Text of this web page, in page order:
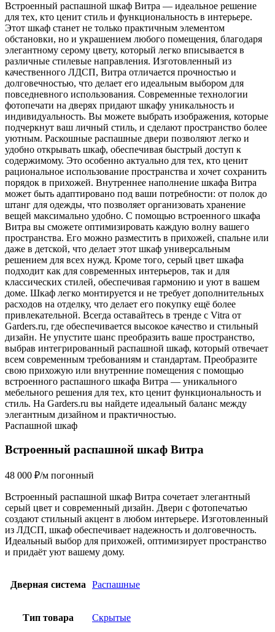
Встроенный распашной шкаф Витра — идеальное решение
для тех, кто ценит стиль и функциональность в интерьере.
Этот шкаф станет не только практичным элементом
обстановки, но и украшением любого помещения, благодаря
элегантному серому цвету, который легко вписывается в
различные стилевые направления. Изготовленный из
качественного ЛДСП, Витра отличается прочностью и
долговечностью, что делает его идеальным выбором для
повседневного использования. Современные технологии
фотопечати на дверях придают шкафу уникальность и
индивидуальность. Вы можете выбрать изображения, которые
подчеркнут ваш личный стиль, и сделают пространство более
уютным. Раскошные распашные двери позволяют легко и
удобно открывать шкаф, обеспечивая быстрый доступ к
содержимому. Это особенно актуально для тех, кто ценит
рациональное использование пространства и хочет сохранить
порядок в прихожей. Внутреннее наполнение шкафа Витра
может быть адаптировано под ваши потребности: от полок до
штанг для одежды, что позволяет организовать хранение
вещей максимально удобно. С помощью встроенного шкафа
Витра вы сможете оптимизировать каждую волну вашего
пространства. Его можно разместить в прихожей, спальне или
даже в детской, что делает этот шкаф универсальным
решением для всех нужд. Кроме того, серый цвет шкафа
подходит как для современных интерьеров, так и для
классических стилей, обеспечивая гармонию и уют в вашем
доме. Шкаф легко монтируется и не требует дополнительных
расходов на отделку, что делает его покупку ещё более
привлекательной. Всегда оставайтесь в тренде с Vitra от
Garders.ru, где обеспечивается высокое качество и стильный
дизайн. Не упустите шанс преобразить ваше пространство,
выбрав интегрированный распашной шкаф, который отвечает
всем современным требованиям и стандартам. Преобразите
свою прихожую или внутренние помещения с помощью
встроенного распашного шкафа Витра — уникального
мебельного решения для тех, кто ценит функциональность и
стиль. На Garders.ru вы найдете идеальный баланс между
элегантным дизайном и практичностью.
Распашной шкаф
Встроенный распашной шкаф Витра
48 000 ₽/м погонный
Встроенный распашной шкаф Витра сочетает элегантный
серый цвет и современный дизайн. Двери с фотопечатью
создают стильный акцент в любом интерьере. Изготовленный
из ЛДСП, шкаф обеспечивает надежность и долговечность.
Идеальный выбор для прихожей, оптимизирует пространство
и придаёт уют вашему дому.
Дверная система Распашные
Тип товара Скрытые